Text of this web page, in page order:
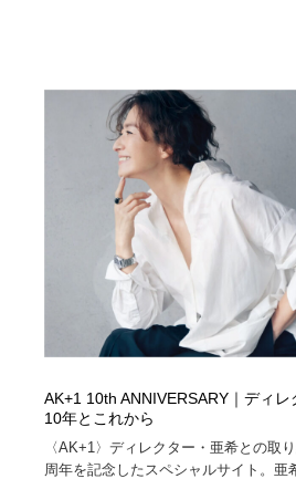
AK+1 10th ANNIVERSARY｜ディ
10年とこれから
〈AK+1〉ディレクター・亜希との取
周年を記念したスペシャルサイト。亜